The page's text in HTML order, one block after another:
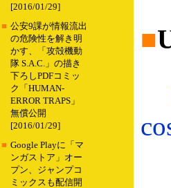
[2016/01/29]
■ 公安9課が情報流出
の危険性を解き明
かす、「攻殻機動
隊 S.A.C.」の描き
下ろしPDFコミッ
ク「HUMAN-
ERROR TRAPS」
無償公開
[2016/01/29]
■ Google Playに「マ
ンガストア」オー
プン、ジャンプコ
ミックスも配信開
■